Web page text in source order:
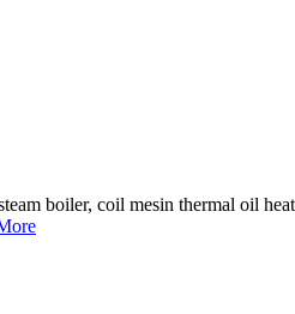
boiler, coil mesin thermal oil